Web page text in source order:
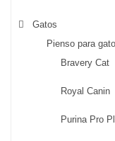
Gatos
Pienso para
Bravery Cat
Royal Canin
Purina Pro